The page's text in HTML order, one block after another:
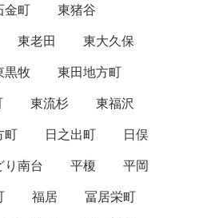
金町
東猪谷
東老田
東大久保
黒牧
東田地方町
東流杉
東福沢
町 日之出町
日俣
り南台 平榎
平岡
福居
冨居栄町